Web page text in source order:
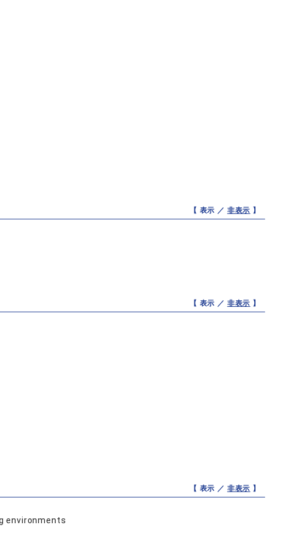
【 表示 ／ 非表示 】
【 表示 ／ 非表示 】
【 表示 ／ 非表示 】
environments